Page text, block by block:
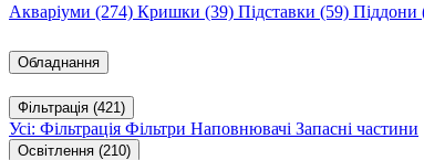
Акваріуми (274) Кришки (39) Підставки (59) Піддони
Обладнання
Фільтрація (421)
Усі: Фільтрація Фільтри Наповнювачі Запасні частини
Освітлення (210)